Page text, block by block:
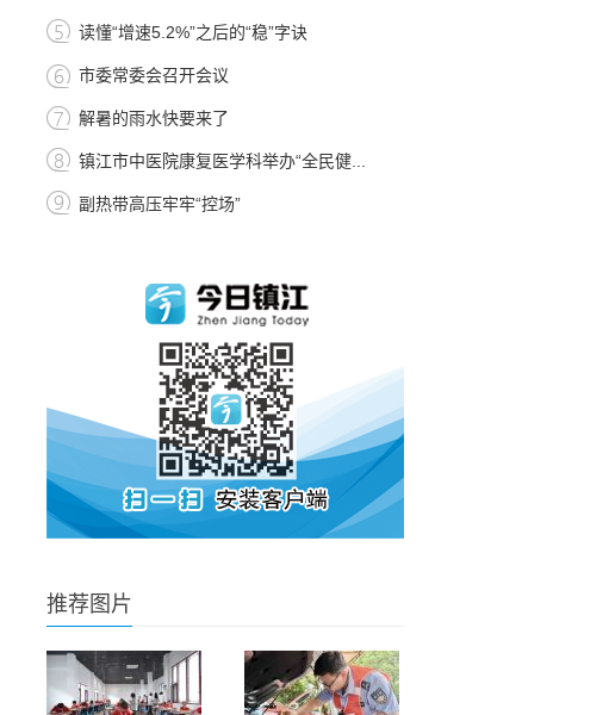
读懂“增速5.2%”之后的“稳”字诀
市委常委会召开会议
解暑的雨水快要来了
镇江市中医院康复医学科举办“全民健...
副热带高压牢牢“控场”
推荐图片